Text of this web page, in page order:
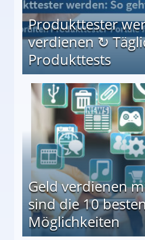
Produkttester
verdienen ↻
Produkttests
↻ Täglich neue Produkttests
Geld verdienen
sind die 10
Möglichkeiten